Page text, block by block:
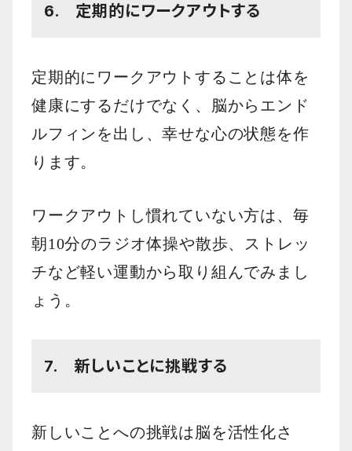
6. 定期的にワークアウトする
定期的にワークアウトすることは体を
健康にするだけでなく、脳からエンド
ルフィンを出し、幸せな心の状態を作
ります。
ワークアウトし慣れていない方は、毎
朝10分のラジオ体操や散歩、ストレッ
チなど軽い運動から取り組んでみまし
ょう。
7. 新しいことに挑戦する
新しいことへの挑戦は脳を活性化さ